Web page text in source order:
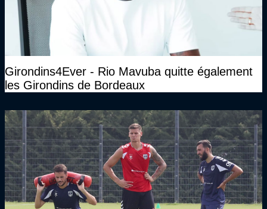
Girondins4Ever - Rio Mavuba quitte également
les Girondins de Bordeaux